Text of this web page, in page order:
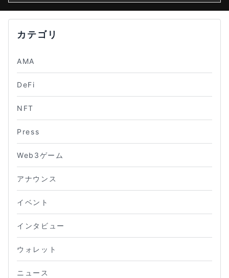
カテゴリ
AMA
DeFi
NFT
Press
Web3ゲーム
アナウンス
イベント
インタビュー
ウォレット
ニュース